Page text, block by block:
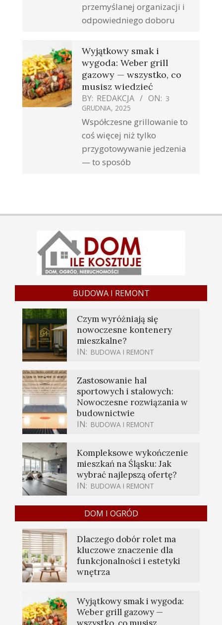
przemyślanej organizacji i
odpowiedniego doboru
Wyjątkowy smak i
wygoda: Weber grill
gazowy — wszystko, co
musisz wiedzieć
BY: REDAKCJA ON: 3
GRUDNIA, 2025
Współczesne grillowanie to
coś więcej niż tylko
przygotowywanie jedzenia
— to sposób
BUDOWA I REMONT
Czym wyróżniają się
nowoczesne kontenery
mieszkalne?
IN: BUDOWA I REMONT
Zastosowanie hal
sportowych i stalowych:
Nowoczesne rozwiązania w
budownictwie
IN: BUDOWA I REMONT
Kompleksowe wykończenie
mieszkań na Śląsku: Jak
wybrać najlepszą ofertę?
IN: BUDOWA I REMONT
DOM I OGRÓD
Dlaczego dobór rolet ma
kluczowe znaczenie dla
funkcjonalności i estetyki
wnętrza
Wyjątkowy smak i wygoda:
Weber grill gazowy —